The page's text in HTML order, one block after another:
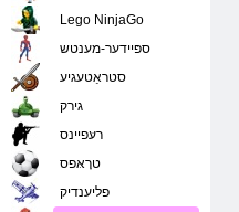
Lego NinjaGo
ספּיידער-מענטש
סטראַטעגיע
גירק
רעּפיינס
טרָאּפס
פליענדיק